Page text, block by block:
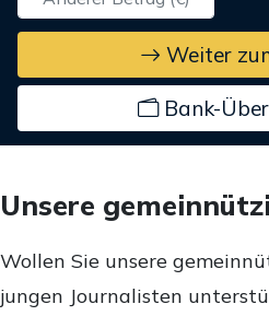
Weiter
Bank-
Unsere
Wollen Sie unsere
jungen Journalisten